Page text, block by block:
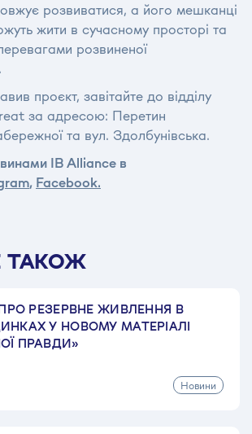
розвиватися, а його мешканці
жити в сучасному просторі та
розвиненої
проєкт, завітайте до відділу
за адресою: Перетин
та вул. Здолбунівська.
IB Alliance в
, Facebook.
ТАКОЖ
ПРО РЕЗЕРВНЕ ЖИВЛЕННЯ В
У НОВОМУ МАТЕРІАЛІ
ПРАВДИ»
Новини